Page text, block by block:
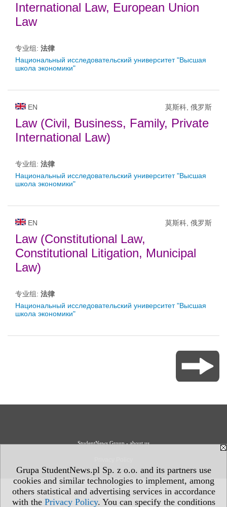
Grupa StudentNews.pl Sp. z o.o. and its partners use
cookies and similar technologies to implement, among
others statistical and advertising services in accordance
with the Privacy Policy. You can specify the conditions
International Law, European Union
Law
专业组: 法律
Национальный исследовательский университет "Высшая
школа экономики"
EN 莫斯科, 俄罗斯
Law (Civil, Business, Family, Private
International Law)
专业组: 法律
Национальный исследовательский университет "Высшая
школа экономики"
EN 莫斯科, 俄罗斯
Law (Constitutional Law,
Constitutional Litigation, Municipal
Law)
专业组: 法律
Национальный исследовательский университет "Высшая
школа экономики"
StudentNews Group - about us